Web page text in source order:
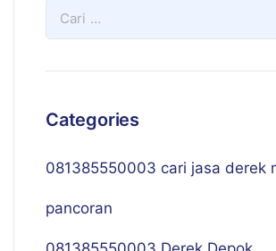
Categories
081385550003 cari jasa derek
pancoran